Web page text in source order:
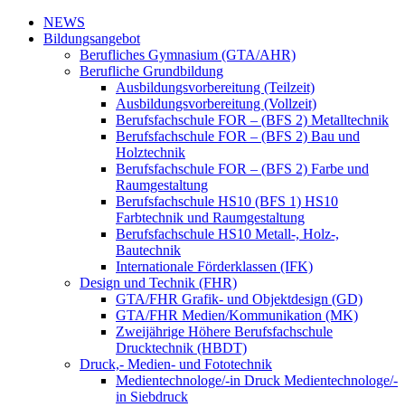
NEWS
Bildungsangebot
Berufliches Gymnasium (GTA/AHR)
Berufliche Grundbildung
Ausbildungsvorbereitung (Teilzeit)
Ausbildungsvorbereitung (Vollzeit)
Berufsfachschule FOR – (BFS 2) Metalltechnik
Berufsfachschule FOR – (BFS 2) Bau und
Holztechnik
Berufsfachschule FOR – (BFS 2) Farbe und
Raumgestaltung
Berufsfachschule HS10 (BFS 1) HS10
Farbtechnik und Raumgestaltung
Berufsfachschule HS10 Metall-, Holz-,
Bautechnik
Internationale Förderklassen (IFK)
Design und Technik (FHR)
GTA/FHR Grafik- und Objektdesign (GD)
GTA/FHR Medien/Kommunikation (MK)
Zweijährige Höhere Berufsfachschule
Drucktechnik (HBDT)
Druck,- Medien- und Fototechnik
Medientechnologe/-in Druck Medientechnologe/-
in Siebdruck